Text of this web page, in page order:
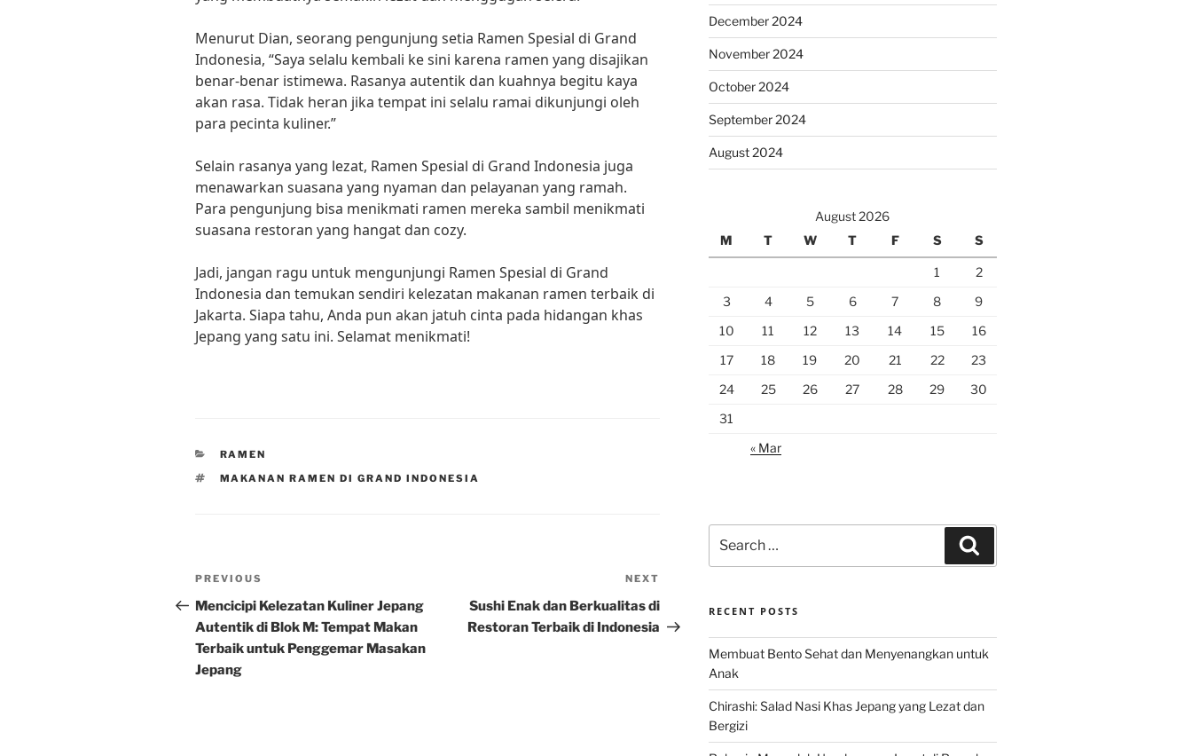
Menurut Dian, seorang pengunjung setia Ramen Spesial di Grand
Indonesia, “Saya selalu kembali ke sini karena ramen yang disajikan
benar-benar istimewa. Rasanya autentik dan kuahnya begitu kaya
akan rasa. Tidak heran jika tempat ini selalu ramai dikunjungi oleh
para pecinta kuliner.”
Selain rasanya yang lezat, Ramen Spesial di Grand Indonesia juga
menawarkan suasana yang nyaman dan pelayanan yang ramah.
Para pengunjung bisa menikmati ramen mereka sambil menikmati
suasana restoran yang hangat dan cozy.
Jadi, jangan ragu untuk mengunjungi Ramen Spesial di Grand
Indonesia dan temukan sendiri kelezatan makanan ramen terbaik di
Jakarta. Siapa tahu, Anda pun akan jatuh cinta pada hidangan khas
Jepang yang satu ini. Selamat menikmati!
CATEGORIES
RAMEN
TAGS
MAKANAN RAMEN DI GRAND INDONESIA
Post
navigation
Previous
Post
PREVIOUS
Mencicipi Kelezatan Kuliner Jepang
Autentik di Blok M: Tempat Makan
Terbaik untuk Penggemar Masakan
Jepang
Post
NEXT
Sushi Enak dan Berkualitas di
Restoran Terbaik di Indonesia
December 2024
November 2024
October 2024
September 2024
August 2024
August 2026
M
T W T F S S
1
2
3
4 5 6 7 8
9
10
11 12 13 14 15
16
17
18 19 20 21 22
23
24
25 26 27 28 29
30
31
« Mar
for:
RECENT POSTS
Membuat Bento Sehat dan Menyenangkan untuk
Anak
Chirashi: Salad Nasi Khas Jepang yang Lezat dan
Bergizi